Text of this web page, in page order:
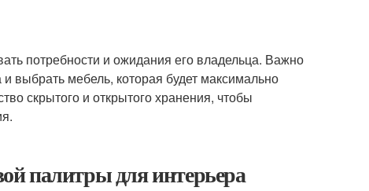
потребности и ожидания его владельца. Важно
выбрать мебель, которая будет максимально
скрытого и открытого хранения, чтобы
палитры для интерьера